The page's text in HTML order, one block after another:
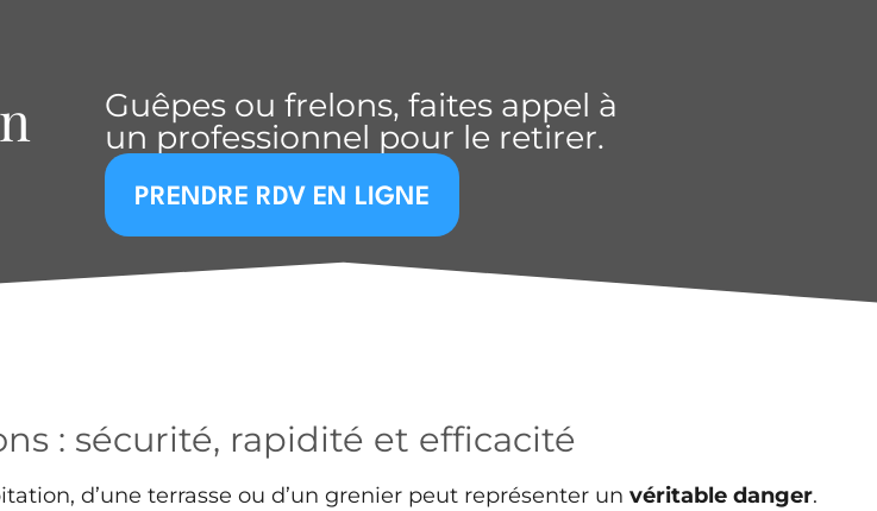
Guêpes ou frelons, faites appel à
un professionnel pour le retirer.
PRENDRE RDV EN LIGNE
: sécurité, rapidité et efficacité
d’une terrasse ou d’un grenier peut représenter un véritable danger.